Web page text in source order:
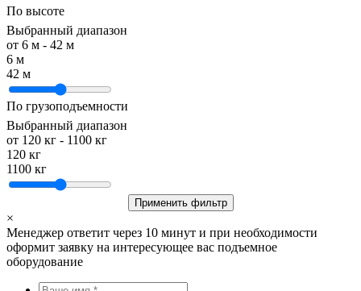
По высоте
Выбранный диапазон
от 6 м - 42 м
6 м
42 м
По грузоподъемности
Выбранный диапазон
от 120 кг - 1100 кг
120 кг
1100 кг
Применить фильтр
×
Менеджер ответит через 10 минут и при необходимости
оформит заявку на интересующее вас подъемное
оборудование